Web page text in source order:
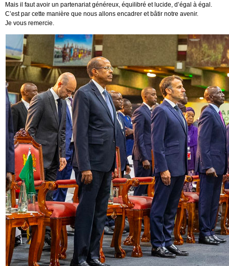
Mais il faut avoir un partenariat généreux, équilibré et lucide, d’égal à égal.
C’est par cette manière que nous allons encadrer et bâtir notre avenir.
Je vous remercie.